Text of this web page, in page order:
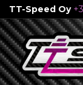
TT-Speed Oy
Skip
to
Content